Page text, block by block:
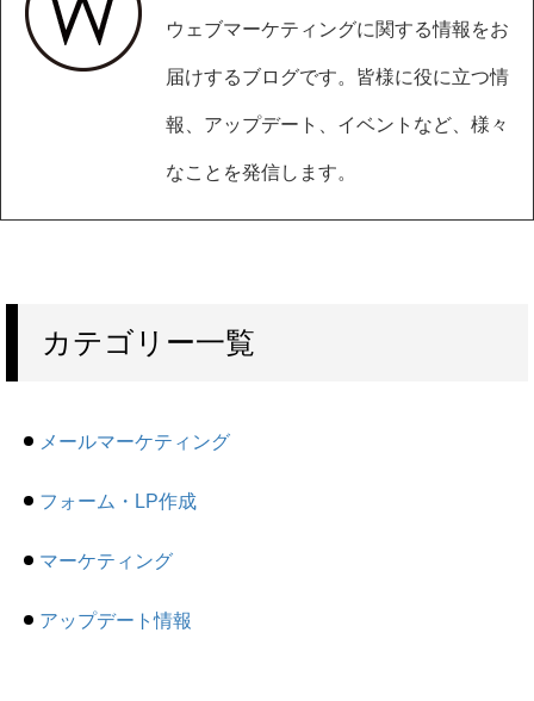
ウェブマーケティングに関する情報をお
届けするブログです。皆様に役に立つ情
報、アップデート、イベントなど、様々
なことを発信します。
カテゴリー一覧
メールマーケティング
フォーム・LP作成
マーケティング
アップデート情報